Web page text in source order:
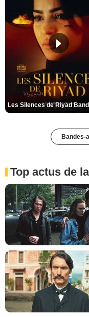
Bandes-
Top actus de